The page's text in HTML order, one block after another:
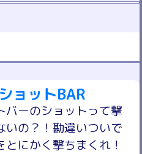
ョットBAR
バーのショットって撃
いの？！勘違いついで
とにかく撃ちまくれ！